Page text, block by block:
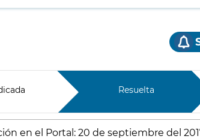
Resuelta
en el Portal: 20 de septiembre del